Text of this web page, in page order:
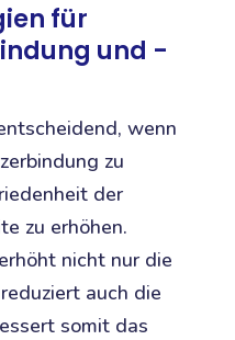
für
und -
wenn
zu
der
zu erhöhen.
nicht nur die
auch die
somit das